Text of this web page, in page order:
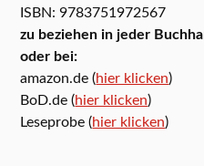
ISBN: 9783751972567
zu beziehen in jeder
oder bei:
amazon.de (hier klicken)
BoD.de (hier klicken)
Leseprobe (hier klicken)